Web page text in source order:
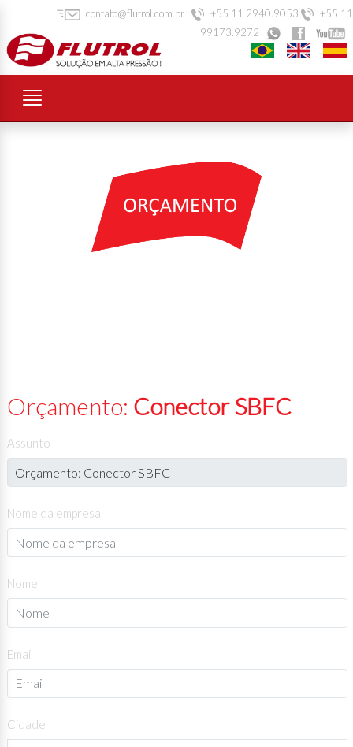
contato@flutrol.com.br +55 11 2940.9053
+55 11
99173.9272
Orçamento: Conector SBFC
Assunto
Nome da empresa
Nome
Email
Cidade